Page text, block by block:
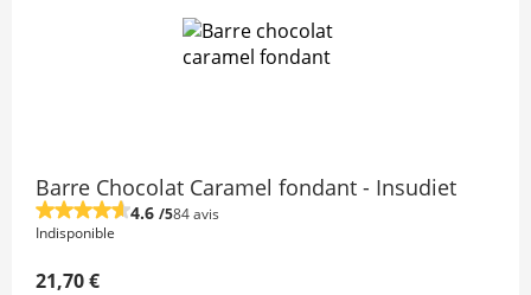
Barre Chocolat Caramel fondant - Insudiet
4.6 /584 avis
Indisponible
21,70 €